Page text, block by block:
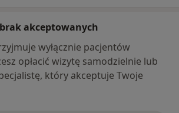
akceptowanych
wyłącznie pacjentów
opłacić wizytę samodzielnie lub
który akceptuje Twoje